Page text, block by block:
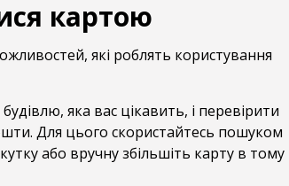
картою
які роблять користування
яка вас цікавить, і перевірити
Для цього скористайтесь пошуком
або вручну збільшіть карту в тому